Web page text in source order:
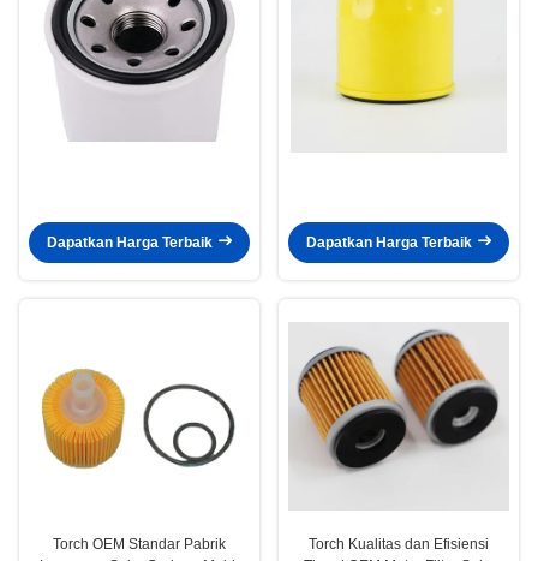
Dapatkan Harga Terbaik Dapatkan Harga Terbaik
Torch OEM Standar Pabrik
Torch Kualitas dan Efisiensi